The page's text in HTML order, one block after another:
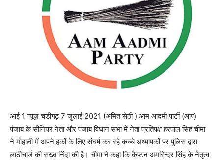
आई 1 न्यूज़ चंडीगढ़ 7 जुलाई 2021 (अमित सेठी ) आम आदमी पार्टी (आप)
पंजाब के सीनियर नेता और पंजाब विधान सभा में नेता प्रतिपक्ष हरपाल सिंह चीमा
ने मोहाली में अपने हकों के लिए संघर्ष कर रहे कच्चे अध्यापकों पर पुलिस द्वारा
लाठीचार्ज की सख्त निंदा की है। चीमा ने कहा कि कैप्टन अमरिन्दर सिंह के नेतृत्व